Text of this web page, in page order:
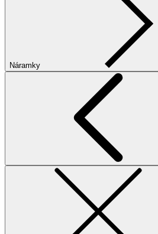
Náramky